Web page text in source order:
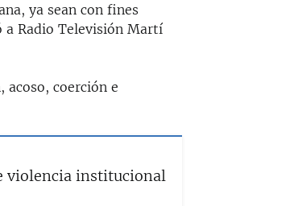
ya sean con fines
a Radio Televisión Martí
acoso, coerción e
violencia institucional